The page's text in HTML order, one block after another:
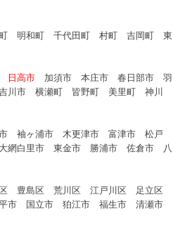
明和町 千代田町 村町 吉岡町 東
日高市 加須市 本庄市 春日部市 羽
市 横瀬町 皆野町 美里町 神川
袖ヶ浦市 木更津市 富津市 松戸
白里市 東金市 勝浦市 佐倉市 八
豊島区 荒川区 江戸川区 足立区
市 国立市 狛江市 福生市 清瀬市